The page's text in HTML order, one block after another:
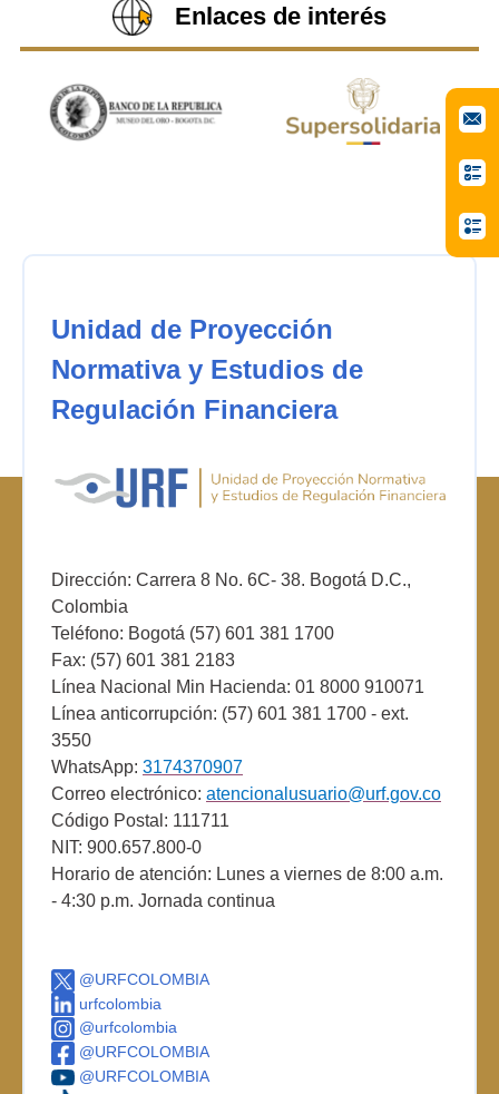
Enlaces de interés
Unidad de Proyección
Normativa y Estudios de
Regulación Financiera
Dirección: Carrera 8 No. 6C- 38. Bogotá D.C.,
Colombia
Teléfono: Bogotá (57) 601 381 1700
Fax: (57) 601 381 2183
Línea Nacional Min Hacienda: 01 8000 910071
Línea anticorrupción: (57) 601 381 1700 - ext.
3550
WhatsApp: 3174370907
Correo electrónico: atencionalusuario@urf.gov.co
Código Postal: 111711
NIT: 900.657.800-0
Horario de atención: Lunes a viernes de 8:00 a.m.
- 4:30 p.m. Jornada continua
@URFCOLOMBIA
urfcolombia
@urfcolombia
@URFCOLOMBIA
@URFCOLOMBIA